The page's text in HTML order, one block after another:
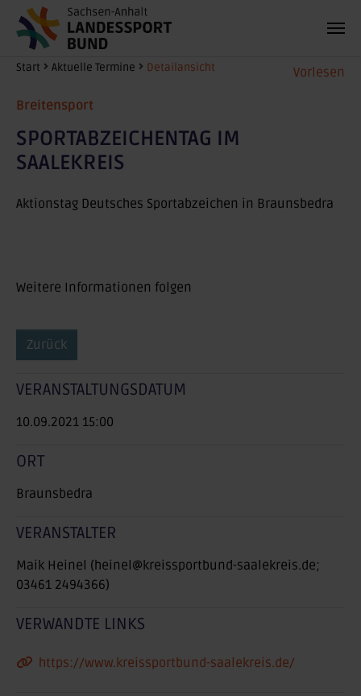
Zum Hauptinhalt springen Vorlesen
Sie sind hier:
Start Aktuelle Termine Detailansicht
Breitensport
SPORTABZEICHENTAG IM
SAALEKREIS
Aktionstag Deutsches Sportabzeichen in Braunsbedra
Weitere Informationen folgen
Zurück
VERANSTALTUNGSDATUM
10.09.2021 15:00
ORT
Braunsbedra
VERANSTALTER
Maik Heinel (heinel@kreissportbund-saalekreis.de;
03461 2494366)
VERWANDTE LINKS
https://www.kreissportbund-saalekreis.de/